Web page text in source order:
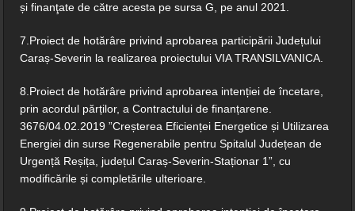
și finanţate de către acesta pe sursa G, pe anul 2021.
7.Proiect de hotărâre privind aprobarea participării Județului
Caraș-Severin la realizarea proiectului VIA TRANSILVANICA.
8.Proiect de hotărâre privind aprobarea intenției de încetare,
prin acordul părților, a Contractului de finanțarene.
3676/04.02.2019 ”Creșterea Eficienței Energetice și Utilizarea
Energiei din surse Regenerabile pentru Spitalul Județean de
Urgență Reșița, județul Caraș-Severin-Staționar 1”, cu
modificările și completările ulterioare.